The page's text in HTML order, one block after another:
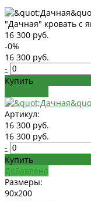
"Дачная" кровать с
16 300 руб.
-0%
16 300 руб.
-
Купить
Артикул:
16 300 руб.
16 300 руб.
-
Купить
Добавлено
Размеры:
90x200